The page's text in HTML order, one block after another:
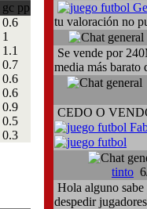
gc pp
0.6
1
1.1
0.7
0.6
0.6
0.9
0.5
0.3
tu valoración no
Se vende por
media más barato
CEDO O
tinto
Hola alguno
despedir